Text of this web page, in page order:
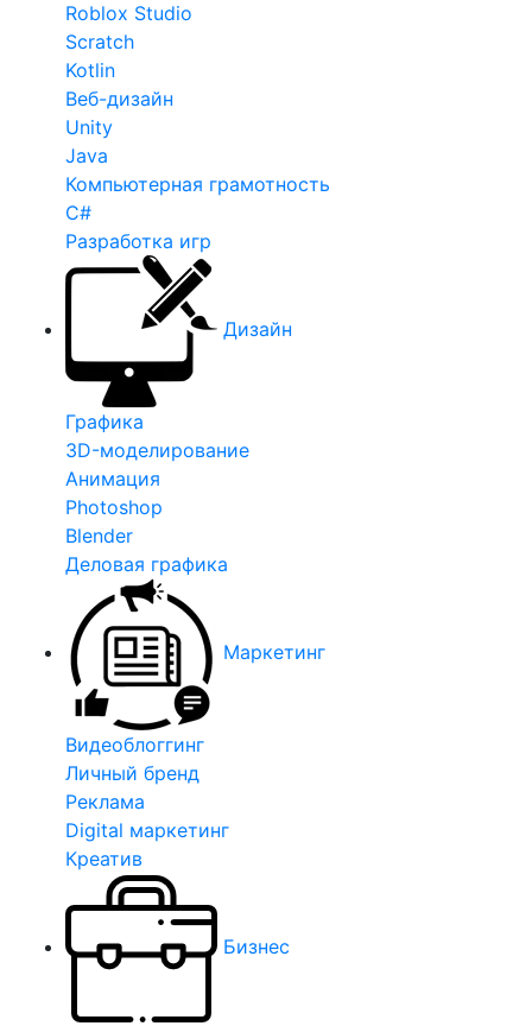
Roblox Studio
Scratch
Kotlin
Веб-дизайн
Unity
Java
Компьютерная грамотность
C#
Разработка игр
Дизайн
Графика
3D-моделирование
Анимация
Photoshop
Blender
Деловая графика
Маркетинг
Видеоблоггинг
Личный бренд
Реклама
Digital маркетинг
Креатив
Бизнес